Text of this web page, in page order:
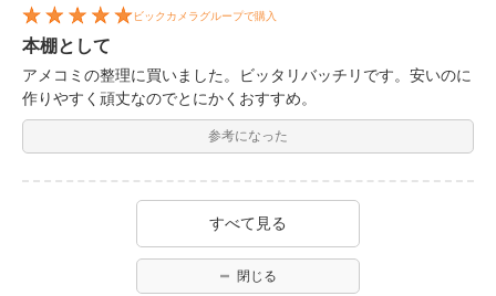
ビックカメラグループで購入
本棚として
アメコミの整理に買いました。ビッタリバッチリです。安いのに
作りやすく頑丈なのでとにかくおすすめ。
参考になった
すべて見る
閉じる